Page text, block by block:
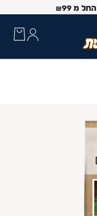
החל מ ₪99
Up and Down arrow